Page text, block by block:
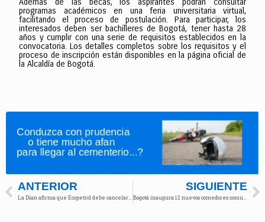
programas académicos en una feria universitaria virtual,
facilitando el proceso de postulación. Para participar, los
interesados deben ser bachilleres de Bogotá, tener hasta 28
años y cumplir con una serie de requisitos establecidos en la
convocatoria. Los detalles completos sobre los requisitos y el
proceso de inscripción están disponibles en la página oficial de
la Alcaldía de Bogotá.
ANTERIOR SIGUIENTE